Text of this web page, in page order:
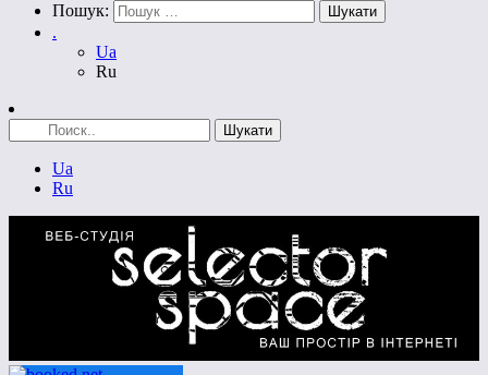
Пошук:
.
Ua
Ru
Ua
Ru